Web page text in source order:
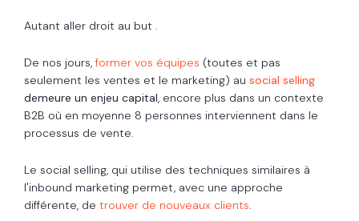
Autant aller droit au but .
De nos jours,former vos équipes (toutes et pas
seulement les ventes et le marketing) au social selling
demeure un enjeu capital, encore plus dans un contexte
B2B où en moyenne 8 personnes interviennent dans le
processus de vente.
Le social selling, qui utilise des techniques similaires à
l'inbound marketing permet, avec une approche
différente, de trouver de nouveaux clients.